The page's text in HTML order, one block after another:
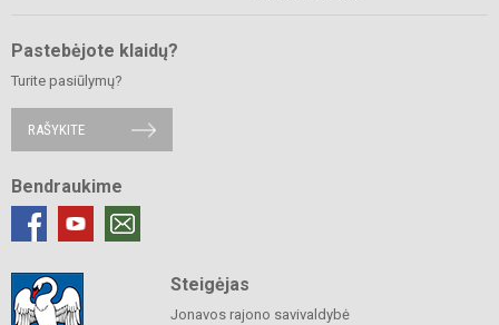
Pastebėjote klaidų?
Turite pasiūlymų?
RAŠYKITE
Bendraukime
Steigėjas
Jonavos rajono savivaldybė